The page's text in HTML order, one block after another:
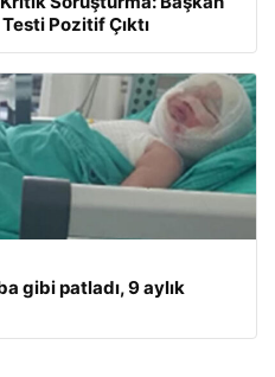
Pozitif Çıktı
gibi patladı, 9 aylık